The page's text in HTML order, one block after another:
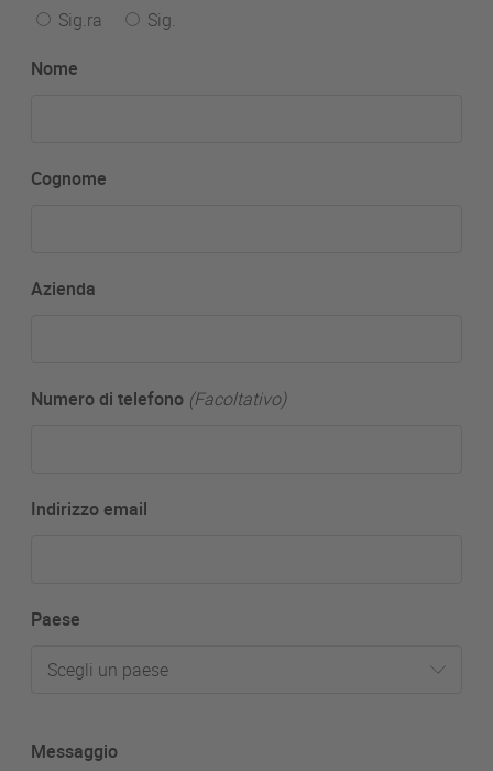
Sig.ra
Sig.
Nome
Cognome
Azienda
Numero di telefono (Facoltativo)
Indirizzo email
Paese
Scegli un paese
Messaggio